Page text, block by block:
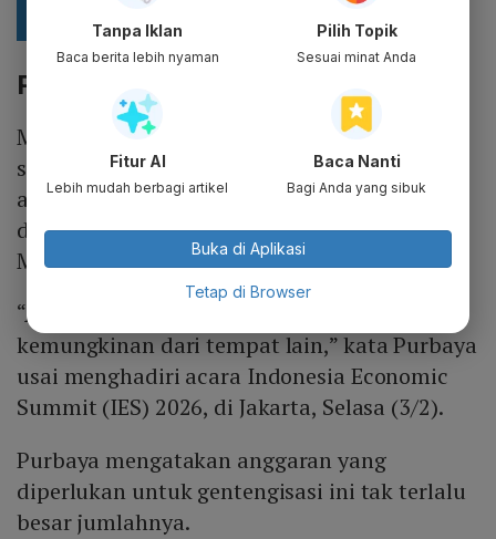
Potensi Realokasi Anggaran
Menteri Keuangan
Yudhi Sadewa
sebelumnya mengungkapkan kemungkinan
anggaran untuk program ‘gentengisasi’
diambil dari efisiensi anggaran program
Makan Bergizi Gratis (MBG).
“Ada kemungkinan dari situ (MBG), ada
kemungkinan dari tempat lain,” kata Purbaya
usai menghadiri acara Indonesia Economic
Summit (IES) 2026, di Jakarta, Selasa (3/2).
Purbaya mengatakan anggaran yang
diperlukan untuk gentengisasi ini tak terlalu
besar jumlahnya.
Tanpa Iklan
Baca berita lebih nyaman
Pilih Topik
Sesuai minat Anda
Fitur AI
Lebih mudah berbagi artikel
Baca Nanti
Bagi Anda yang sibuk
Buka di Aplikasi
Tetap di Browser